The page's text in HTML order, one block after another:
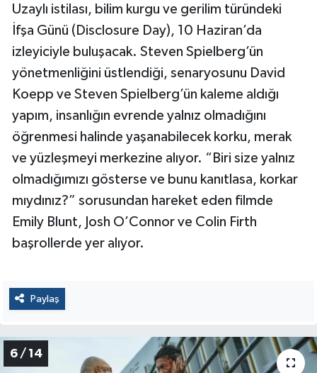
Uzaylı istilası, bilim kurgu ve gerilim türündeki
İfşa Günü (Disclosure Day), 10 Haziran’da
izleyiciyle buluşacak. Steven Spielberg’ün
yönetmenliğini üstlendiği, senaryosunu David
Koepp ve Steven Spielberg’ün kaleme aldığı
yapım, insanlığın evrende yalnız olmadığını
öğrenmesi halinde yaşanabilecek korku, merak
ve yüzleşmeyi merkezine alıyor. “Biri size yalnız
olmadığımızı gösterse ve bunu kanıtlasa, korkar
mıydınız?” sorusundan hareket eden filmde
Emily Blunt, Josh O’Connor ve Colin Firth
başrollerde yer alıyor.
Paylaş
6 / 14